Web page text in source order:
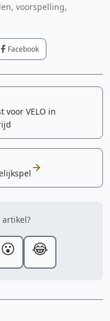
voorspelling,
Facebook
voor VELO in
😮 😂